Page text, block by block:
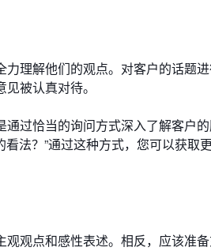
理解他们的观点。对客户的话题
被认真对待。
过恰当的询问方式深入了解客户
法？”通过这种方式，您可以获取
观点和感性表述。相反，应该准